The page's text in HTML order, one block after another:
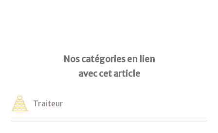
Nos catégories en lien
avec cet article
Traiteur